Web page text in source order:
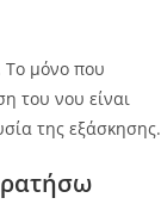
Το μόνο που
του νου είναι
της εξάσκησης.